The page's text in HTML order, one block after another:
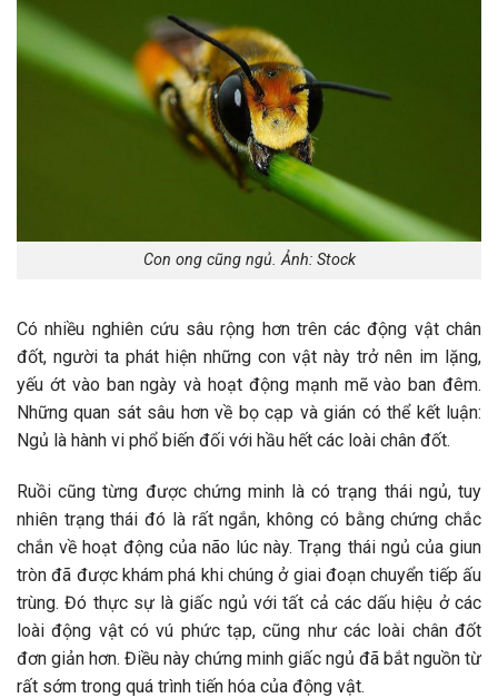
Con ong cũng ngủ. Ảnh: Stock
Có nhiều nghiên cứu sâu rộng hơn trên các động vật chân
đốt, người ta phát hiện những con vật này trở nên im lặng,
yếu ớt vào ban ngày và hoạt động mạnh mẽ vào ban đêm.
Những quan sát sâu hơn về bọ cạp và gián có thể kết luận:
Ngủ là hành vi phổ biến đối với hầu hết các loài chân đốt.
Ruồi cũng từng được chứng minh là có trạng thái ngủ, tuy
nhiên trạng thái đó là rất ngắn, không có bằng chứng chắc
chắn về hoạt động của não lúc này. Trạng thái ngủ của giun
tròn đã được khám phá khi chúng ở giai đoạn chuyển tiếp ấu
trùng. Đó thực sự là giấc ngủ với tất cả các dấu hiệu ở các
loài động vật có vú phức tạp, cũng như các loài chân đốt
đơn giản hơn. Điều này chứng minh giấc ngủ đã bắt nguồn từ
rất sớm trong quá trình tiến hóa của động vật.